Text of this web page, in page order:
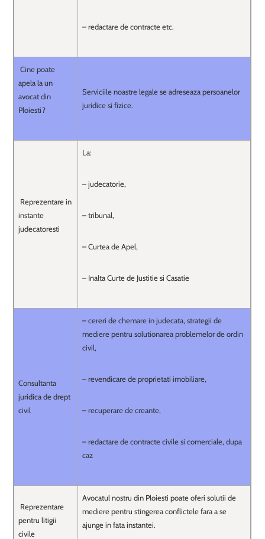
– redactare de contracte etc.
Cine poate
apela la un
avocat din
Ploiesti?
Serviciile noastre legale se adreseaza persoanelor
juridice si fizice.
Reprezentare in
instante
judecatoresti
La:
– judecatorie,
– tribunal,
– Curtea de Apel,
– Inalta Curte de Justitie si Casatie
Consultanta
juridica de drept
civil
– cereri de chemare in judecata, strategii de
mediere pentru solutionarea problemelor de ordin
civil,
– revendicare de proprietati imobiliare,
– recuperare de creante,
– redactare de contracte civile si comerciale, dupa
caz
Reprezentare
pentru litigii
civile
Avocatul nostru din Ploiesti poate oferi solutii de
mediere pentru stingerea conflictele fara a se
ajunge in fata instantei.